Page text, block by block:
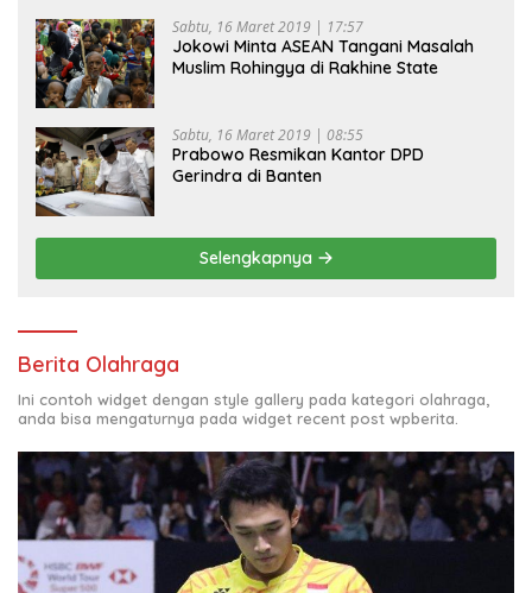
Sabtu, 16 Maret 2019 | 17:57
Jokowi Minta ASEAN Tangani Masalah
Muslim Rohingya di Rakhine State
Sabtu, 16 Maret 2019 | 08:55
Prabowo Resmikan Kantor DPD
Gerindra di Banten
Selengkapnya
Berita Olahraga
Ini contoh widget dengan style gallery pada kategori olahraga,
anda bisa mengaturnya pada widget recent post wpberita.